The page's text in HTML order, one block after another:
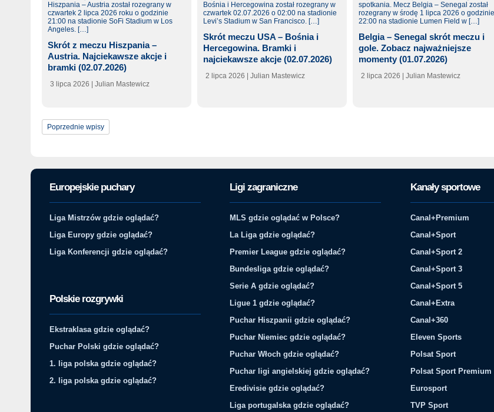
Skrót z meczu Hiszpania –
Austria. Najciekawsze akcje i
bramki (02.07.2026)
3 lipca 2026 | Julian Mastewicz
Skrót meczu USA – Bośnia i
Hercegowina. Bramki i
najciekawsze akcje (02.07.2026)
2 lipca 2026 | Julian Mastewicz
Belgia – Senegal skrót meczu i
gole. Zobacz najważniejsze
momenty (01.07.2026)
2 lipca 2026 | Julian Mastewicz
Poprzednie wpisy
Europejskie puchary
Liga Mistrzów gdzie oglądać?
Liga Europy gdzie oglądać?
Liga Konferencji gdzie oglądać?
Polskie rozgrywki
Ekstraklasa gdzie oglądać?
Puchar Polski gdzie oglądać?
1. liga polska gdzie oglądać?
2. liga polska gdzie oglądać?
Ligi zagraniczne
MLS gdzie oglądać w Polsce?
La Liga gdzie oglądać?
Premier League gdzie oglądać?
Bundesliga gdzie oglądać?
Serie A gdzie oglądać?
Ligue 1 gdzie oglądać?
Puchar Hiszpanii gdzie oglądać?
Puchar Niemiec gdzie oglądać?
Puchar Włoch gdzie oglądać?
Puchar ligi angielskiej gdzie oglądać?
Eredivisie gdzie oglądać?
Liga portugalska gdzie oglądać?
Kanały sportowe
Canal+Premium
Canal+Sport
Canal+Sport 2
Canal+Sport 3
Canal+Sport 5
Canal+Extra
Canal+360
Eleven Sports
Polsat Sport
Polsat Sport Premium
Eurosport
TVP Sport